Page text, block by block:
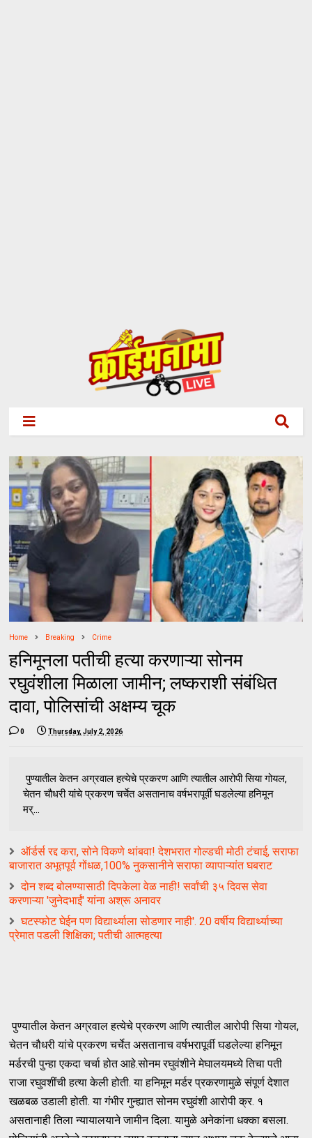
Home Breaking Crime
हनिमूनला पतीची हत्या करणाऱ्या सोनम
रघुवंशीला मिळाला जामीन; लष्कराशी संबंधित
दावा, पोलिसांची अक्षम्य चूक
0 Thursday, July 2, 2026
पुण्यातील केतन अग्रवाल हत्येचे प्रकरण आणि त्यातील आरोपी सिया गोयल,
चेतन चौधरी यांचे प्रकरण चर्चेत असतानाच वर्षभरापूर्वी घडलेल्या हनिमून
मर्...
ऑर्डर्स रद्द करा, सोने विकणे थांबवा! देशभरात गोल्डची मोठी टंचाई, सराफा
बाजारात अभूतपूर्व गोंधळ,100% नुकसानीने सराफा व्यापाऱ्यांत घबराट
दोन शब्द बोलण्यासाठी दिपकेला वेळ नाही! सर्वांची ३५ दिवस सेवा
करणाऱ्या 'जुनेदभाईं' यांना अश्रू अनावर
घटस्फोट घेईन पण विद्यार्थ्याला सोडणार नाही'. 20 वर्षीय विद्यार्थ्याच्या
प्रेमात पडली शिक्षिका; पतीची आत्महत्या
पुण्यातील केतन अग्रवाल हत्येचे प्रकरण आणि त्यातील आरोपी सिया गोयल,
चेतन चौधरी यांचे प्रकरण चर्चेत असतानाच वर्षभरापूर्वी घडलेल्या हनिमून
मर्डरची पुन्हा एकदा चर्चा होत आहे.सोनम रघुवंशीने मेघालयमध्ये तिचा पती
राजा रघुवशींची हत्या केली होती. या हनिमून मर्डर प्रकरणामुळे संपूर्ण देशात
खळबळ उडाली होती. या गंभीर गुन्ह्यात सोनम रघुवंशी आरोपी क्र. १
असतानाही तिला न्यायालयाने जामीन दिला. यामुळे अनेकांना धक्का बसला.